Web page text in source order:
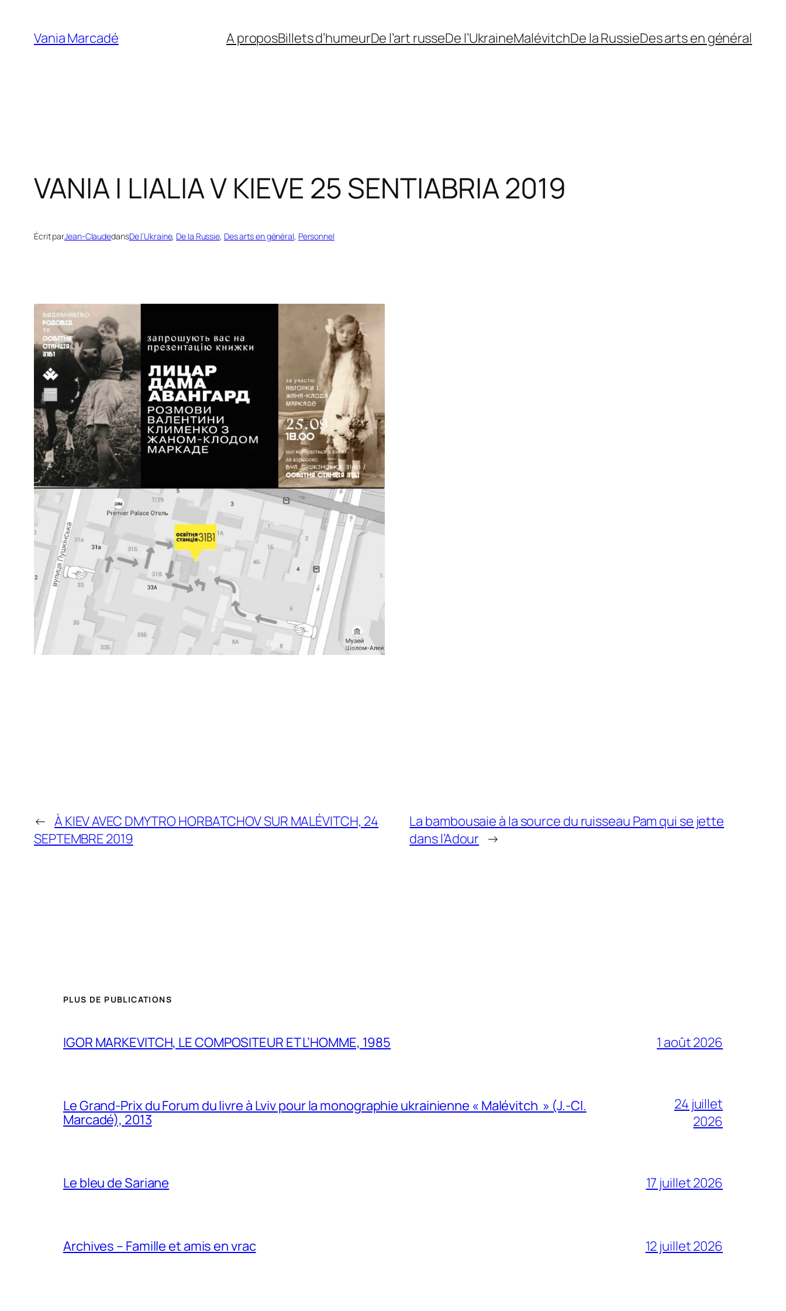
contenu
Vania Marcadé A proposBillets d’humeurDe l’art russeDe l’UkraineMalévitchDe la RussieDes arts en général
VANIA I LIALIA V KIEVE 25 SENTIABRIA 2019
Écrit parJean-ClaudedansDe l’Ukraine, De la Russie, Des arts en général, Personnel
← À KIEV AVEC DMYTRO HORBATCHOV SUR MALÉVITCH, 24
SEPTEMBRE 2019
La bambousaie à la source du ruisseau Pam qui se jette
dans l’Adour →
PLUS DE PUBLICATIONS
IGOR MARKEVITCH, LE COMPOSITEUR ET L’HOMME, 1985 1 août 2026
Le Grand-Prix du Forum du livre à Lviv pour la monographie ukrainienne « Malévitch » (J.-Cl.
Marcadé), 2013
24 juillet
2026
Le bleu de Sariane 17 juillet 2026
Archives – Famille et amis en vrac 12 juillet 2026